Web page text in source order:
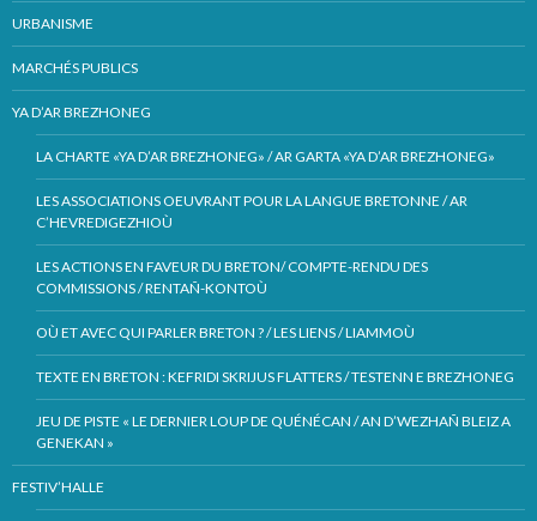
URBANISME
MARCHÉS PUBLICS
YA D’AR BREZHONEG
LA CHARTE «YA D’AR BREZHONEG» / AR GARTA «YA D’AR BREZHONEG»
LES ASSOCIATIONS OEUVRANT POUR LA LANGUE BRETONNE / AR
C’HEVREDIGEZHIOÙ
LES ACTIONS EN FAVEUR DU BRETON/ COMPTE-RENDU DES
COMMISSIONS / RENTAÑ-KONTOÙ
OÙ ET AVEC QUI PARLER BRETON ? / LES LIENS / LIAMMOÙ
TEXTE EN BRETON : KEFRIDI SKRIJUS FLATTERS / TESTENN E BREZHONEG
JEU DE PISTE « LE DERNIER LOUP DE QUÉNÉCAN / AN D’WEZHAÑ BLEIZ A
GENEKAN »
FESTIV’HALLE